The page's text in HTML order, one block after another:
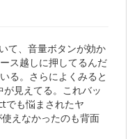
て、音量ボタンが効か
ス越しに押してるんだ
る。さらによくみると
見えてる。これバッ
でも悩まされたヤ
えなかったのも背面